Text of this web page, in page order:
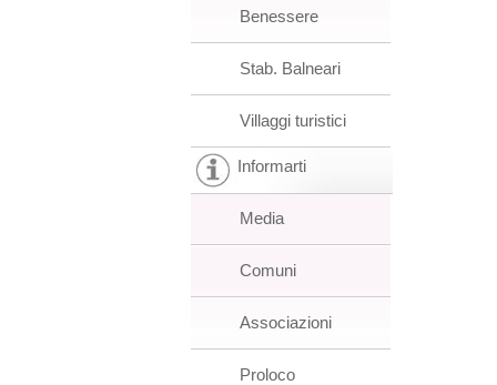
Benessere
Stab. Balneari
Villaggi turistici
Informarti
Media
Comuni
Associazioni
Proloco